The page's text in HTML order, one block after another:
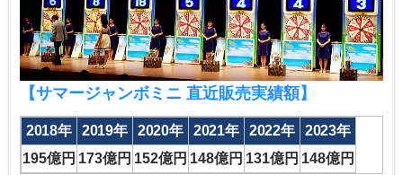
【サマージャンボミニ 直近販売実績額】
2018年 2019年 2020年 2021年 2022年
2023年
195億円 173億円 152億円 148億円 131億円 148億円